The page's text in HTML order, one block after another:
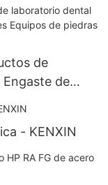
de
de
preciosas
- KENXIN